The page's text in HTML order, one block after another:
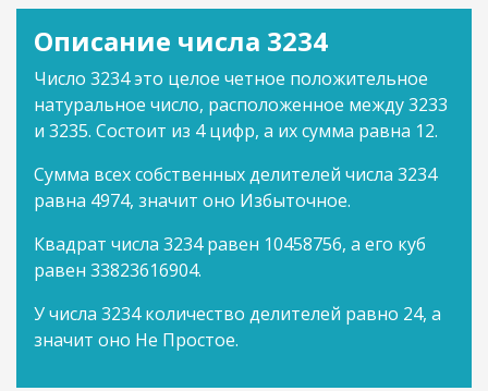
Описание числа 3234
Число 3234 это целое четное положительное
натуральное число, расположенное между 3233
и 3235. Состоит из 4 цифр, а их сумма равна 12.
Сумма всех собственных делителей числа 3234
равна 4974, значит оно Избыточное.
Квадрат числа 3234 равен 10458756, а его куб
равен 33823616904.
У числа 3234 количество делителей равно 24, а
значит оно Не Простое.